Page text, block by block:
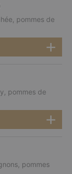
pommes de
pommes de
pommes